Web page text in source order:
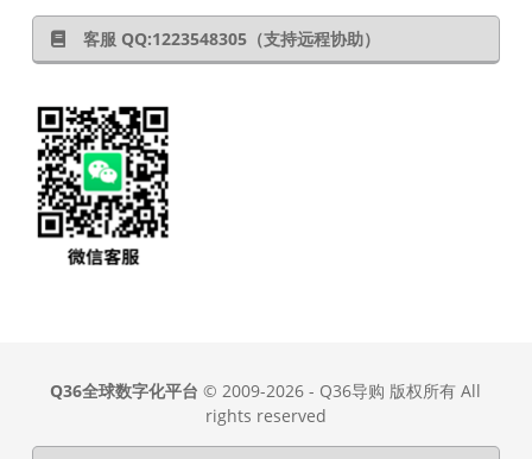
客服 QQ:1223548305（支持远程协助）
Q36全球数字化平台 © 2009-2026 - Q36导购 版权所有 All
rights reserved